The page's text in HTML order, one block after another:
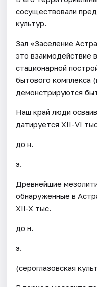
сосуществовали
культур.
Зал «Заселение
это взаимодействие
стационарной
бытового комплекса
демонстрируются
Наш край люди
датируется XII-VI
до н.
э.
Древнейшие
обнаруженные в
XII‐X тыс.
до н.
э.
(сероглазовская